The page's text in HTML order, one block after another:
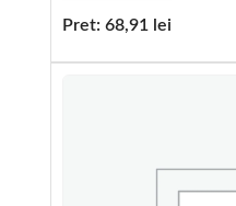
Pret: 68,91 lei